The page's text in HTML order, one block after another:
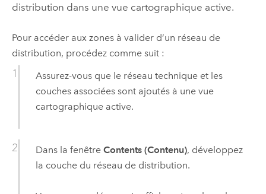
distribution dans une vue cartographique active.
Pour accéder aux zones à valider d’un réseau de
distribution, procédez comme suit :
Assurez-vous que le réseau technique et les
couches associées sont ajoutés à une vue
cartographique active.
Dans la fenêtre Contents (Contenu), développez
la couche du réseau de distribution.